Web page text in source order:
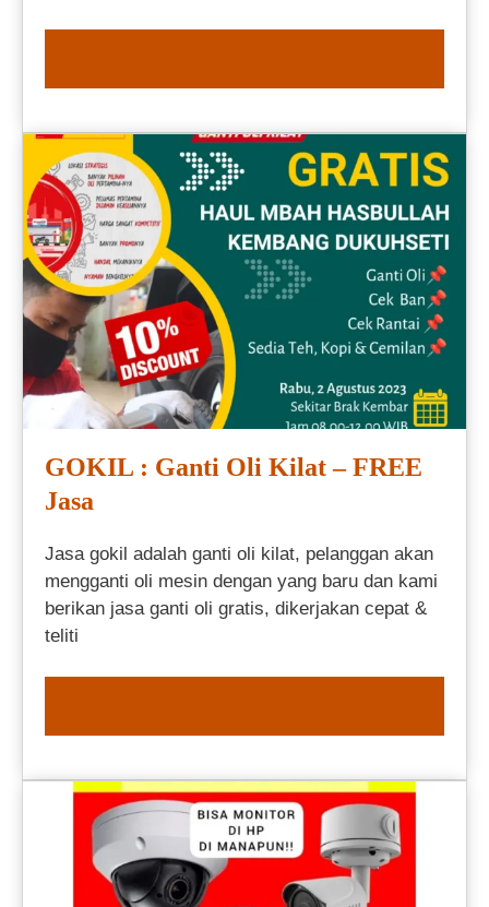
GOKIL : Ganti Oli Kilat – FREE
Jasa
Jasa gokil adalah ganti oli kilat, pelanggan akan
mengganti oli mesin dengan yang baru dan kami
berikan jasa ganti oli gratis, dikerjakan cepat &
teliti